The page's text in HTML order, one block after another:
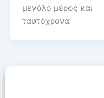
μεγάλο μέρος και
ταυτόχρονα